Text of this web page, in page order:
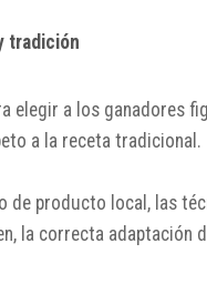
tradición
elegir a los ganadores
a la receta tradicional.
de producto local, las
la correcta adaptación